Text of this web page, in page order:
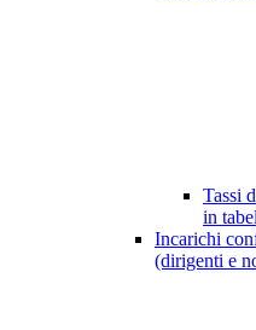
Tassi
in
Incarichi
(dirigenti e